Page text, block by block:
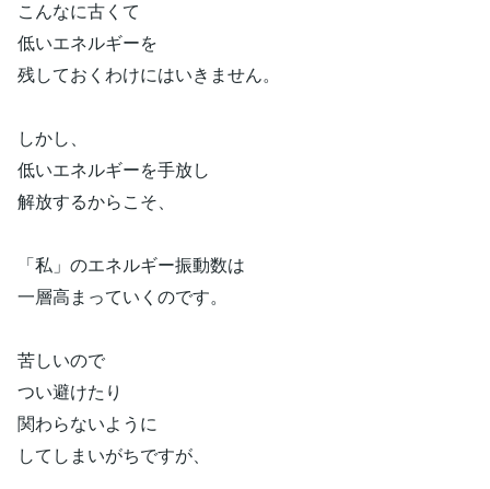
こんなに古くて
低いエネルギーを
残しておくわけにはいきません。
しかし、
低いエネルギーを手放し
解放するからこそ、
「私」のエネルギー振動数は
一層高まっていくのです。
苦しいので
つい避けたり
関わらないように
してしまいがちですが、